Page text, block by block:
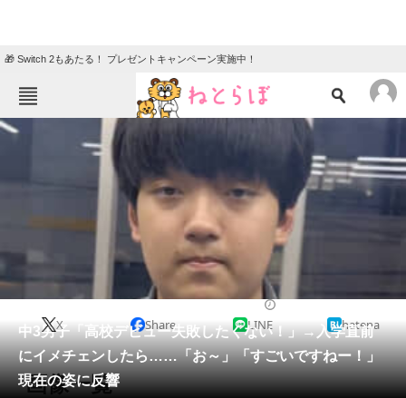
🎁 Switch 2もあたる！ プレゼントキャンペーン実施中！
ねとらぼメニュー
クイズ
住まい 教育・育児
リサーチ
会員記事
メディア
中3男子「高校デビュー失敗したくない！」→入学直前
にイメチェンしたら……「お～」「すごいですねー！」
現在の姿に反響
X Share LINE hatena
画像一覧